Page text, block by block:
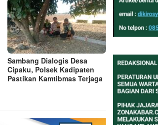
Sambang Dialogis Desa
Cipaku, Polsek Kadipaten
Pastikan Kamtibmas Terjaga